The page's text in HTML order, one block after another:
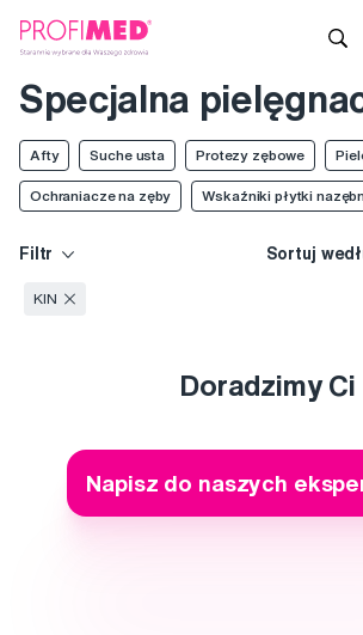
Specjalna
Afty Suche usta Protezy zębowe
Ochraniacze na zęby Wskaźniki płytki
Filtr Sortuj
KIN
Doradzimy Ci
Napisz do naszych